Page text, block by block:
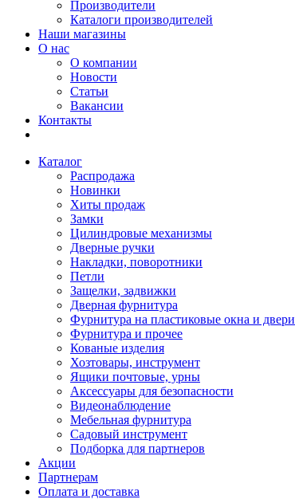
Производители
Каталоги производителей
Наши магазины
О нас
О компании
Новости
Статьи
Вакансии
Контакты
Каталог
Распродажа
Новинки
Хиты продаж
Замки
Цилиндровые механизмы
Дверные ручки
Накладки, поворотники
Петли
Защелки, задвижки
Дверная фурнитура
Фурнитура на пластиковые окна и двери
Фурнитура и прочее
Кованые изделия
Хозтовары, инструмент
Ящики почтовые, урны
Аксессуары для безопасности
Видеонаблюдение
Мебельная фурнитура
Садовый инструмент
Подборка для партнеров
Акции
Партнерам
Оплата и доставка